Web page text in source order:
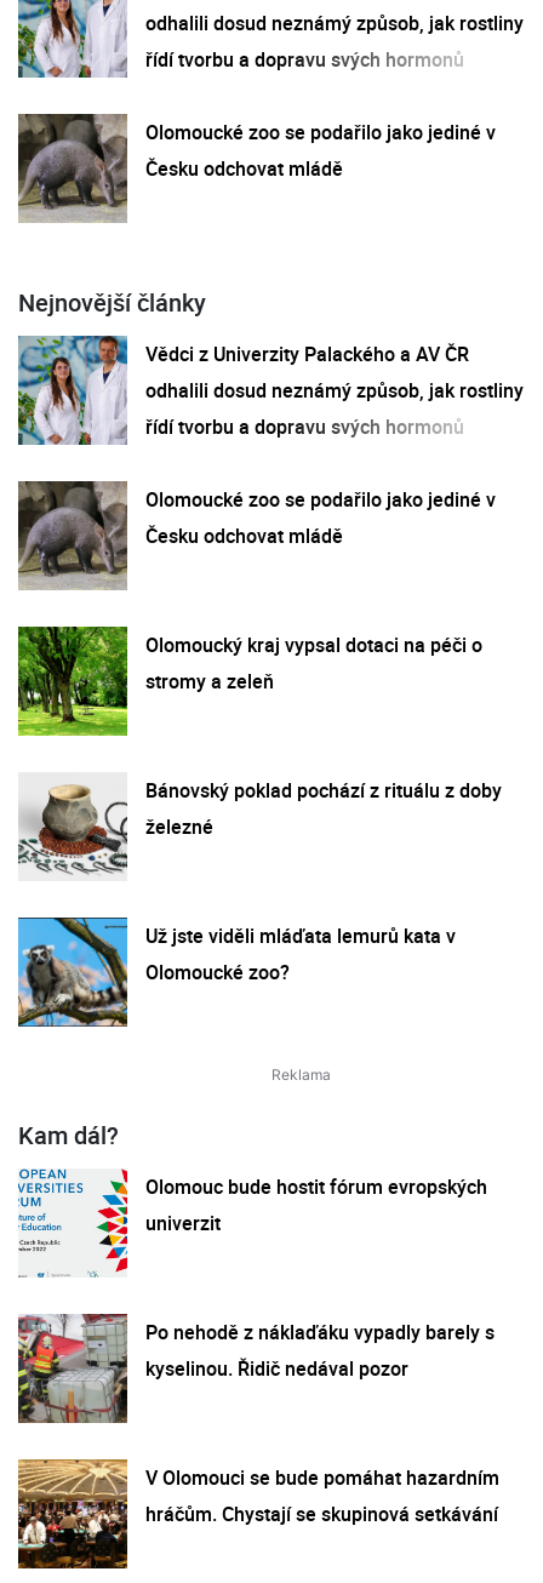
odhalili dosud neznámý způsob, jak rostliny
řídí tvorbu a dopravu svých hormonů
Olomoucké zoo se podařilo jako jediné v
Česku odchovat mládě
Nejnovější články
Vědci z Univerzity Palackého a AV ČR
odhalili dosud neznámý způsob, jak rostliny
řídí tvorbu a dopravu svých hormonů
Olomoucké zoo se podařilo jako jediné v
Česku odchovat mládě
Olomoucký kraj vypsal dotaci na péči o
stromy a zeleň
Bánovský poklad pochází z rituálu z doby
železné
Už jste viděli mláďata lemurů kata v
Olomoucké zoo?
Kam dál?
Olomouc bude hostit fórum evropských
univerzit
Po nehodě z náklaďáku vypadly barely s
kyselinou. Řidič nedával pozor
V Olomouci se bude pomáhat hazardním
hráčům. Chystají se skupinová setkávání